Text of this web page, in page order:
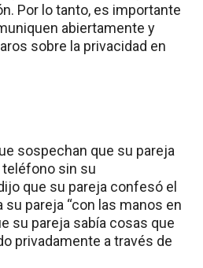
Por lo tanto, es importante
abiertamente y
sobre la privacidad en
sospechan que su pareja
sin su
que su pareja confesó el
su pareja “con las manos en
su pareja sabía cosas que
privadamente a través de